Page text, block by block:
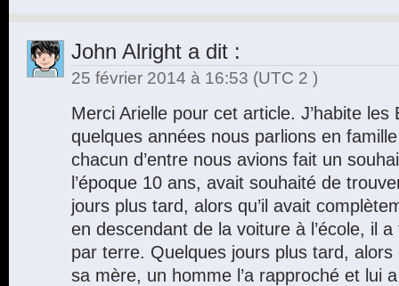
John Alright a dit :
25 février 2014 à 16:53 (UTC 2 )
Merci Arielle pour cet article. J’habite
quelques années nous parlions en
chacun d’entre nous avions fait un
l’époque 10 ans, avait souhaité de
jours plus tard, alors qu’il avait
en descendant de la voiture à l’école, il
par terre. Quelques jours plus tard, alors
sa mère, un homme l’a rapproché et lui